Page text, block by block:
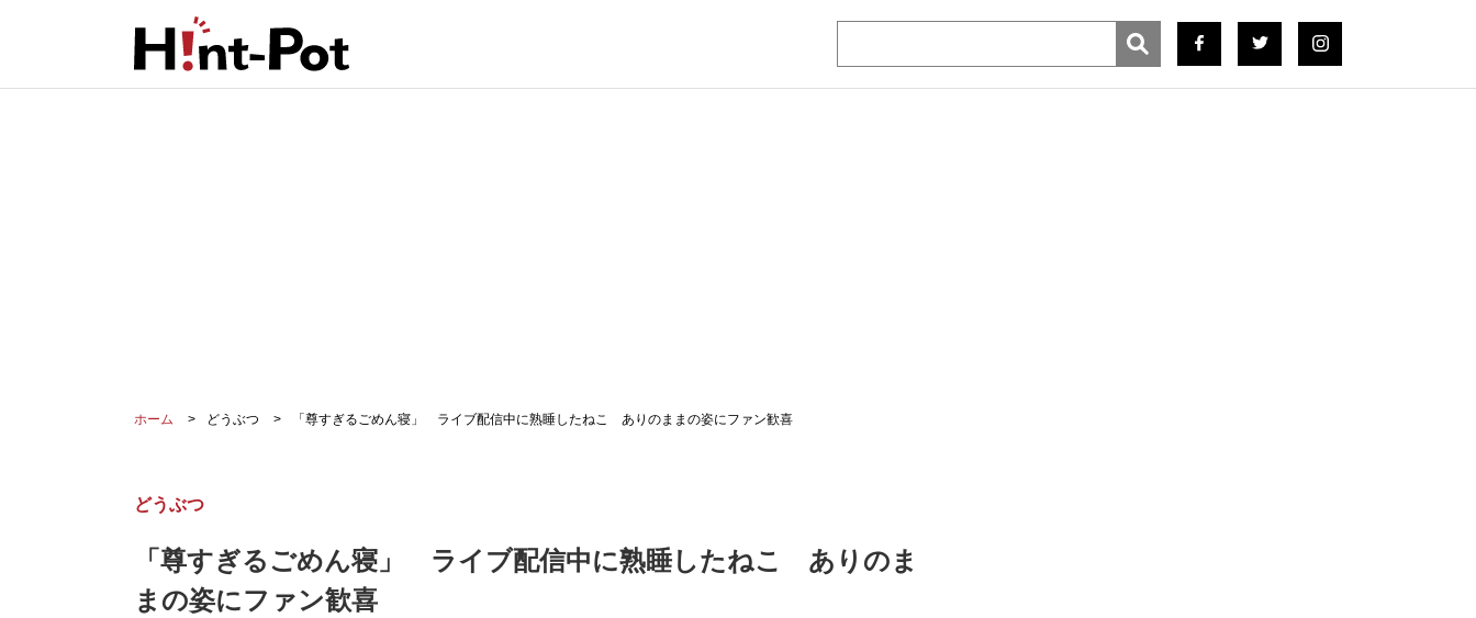
ホーム どうぶつ 「尊すぎるごめん寝」 ライブ配信中に熟睡したねこ ありのままの姿にファン歓喜
どうぶつ
「尊すぎるごめん寝」 ライブ配信中に熟睡したねこ ありのま
まの姿にファン歓喜